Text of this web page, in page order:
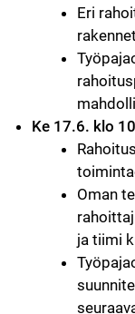
Eri
Ke 17.6. klo
Oman
ja tiimi